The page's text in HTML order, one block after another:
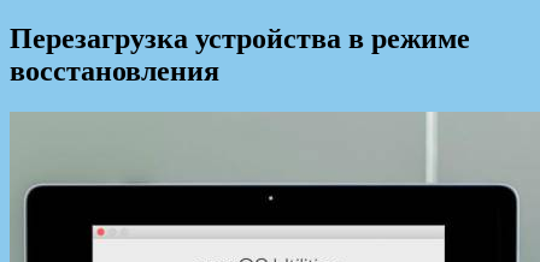
Перезагрузка устройства в режиме
восстановления